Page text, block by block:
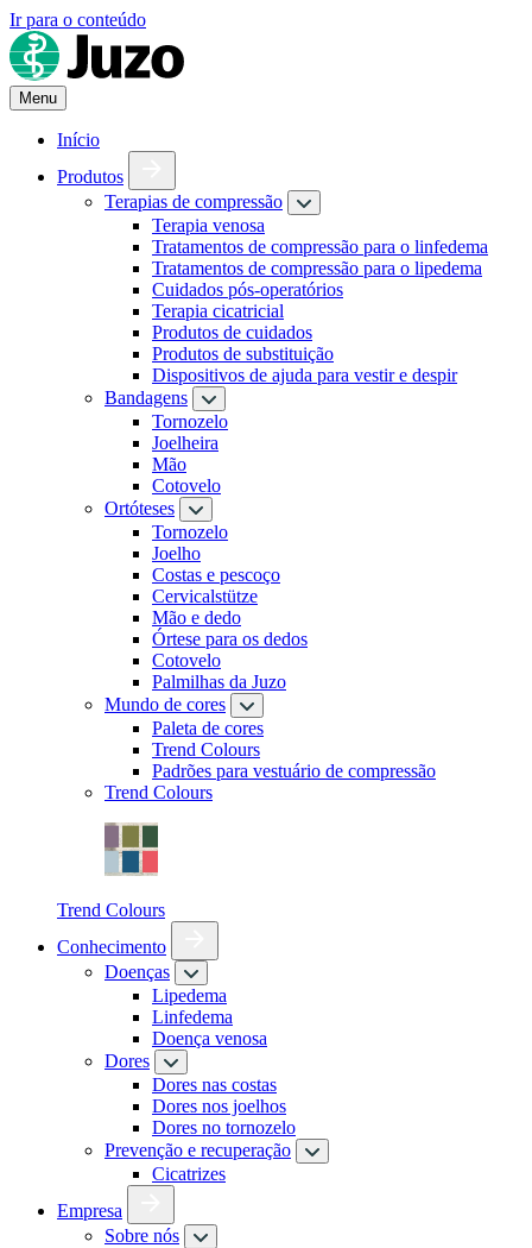
Ir para o conteúdo
Menu
Início
Produtos
Terapias de compressão
Terapia venosa
Tratamentos de compressão para o linfedema
Tratamentos de compressão para o lipedema
Cuidados pós-operatórios
Terapia cicatricial
Produtos de cuidados
Produtos de substituição
Dispositivos de ajuda para vestir e despir
Bandagens
Tornozelo
Joelheira
Mão
Cotovelo
Ortóteses
Tornozelo
Joelho
Costas e pescoço
Cervicalstütze
Mão e dedo
Órtese para os dedos
Cotovelo
Palmilhas da Juzo
Mundo de cores
Paleta de cores
Trend Colours
Padrões para vestuário de compressão
Trend Colours
Trend Colours
Conhecimento
Doenças
Lipedema
Linfedema
Doença venosa
Dores
Dores nas costas
Dores nos joelhos
Dores no tornozelo
Prevenção e recuperação
Cicatrizes
Empresa
Sobre nós